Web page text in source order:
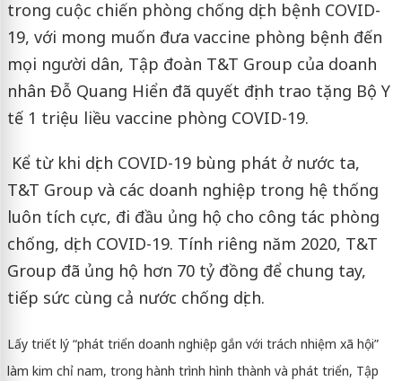
trong cuộc chiến phòng chống dịch bệnh COVID-
19, với mong muốn đưa vaccine phòng bệnh đến
mọi người dân, Tập đoàn T&T Group của doanh
nhân Đỗ Quang Hiển đã quyết định trao tặng Bộ Y
tế 1 triệu liều vaccine phòng COVID-19.
Kể từ khi dịch COVID-19 bùng phát ở nước ta,
T&T Group và các doanh nghiệp trong hệ thống
luôn tích cực, đi đầu ủng hộ cho công tác phòng
chống, dịch COVID-19. Tính riêng năm 2020, T&T
Group đã ủng hộ hơn 70 tỷ đồng để chung tay,
tiếp sức cùng cả nước chống dịch.
Lấy triết lý “phát triển doanh nghiệp gắn với trách nhiệm xã hội”
làm kim chỉ nam, trong hành trình hình thành và phát triển, Tập